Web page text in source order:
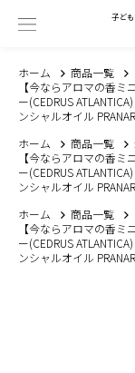
子ど
ホーム 商品一覧
【今ならアロマの香
ー(CEDRUS
ンシャルオイル
ホーム
商品一覧
【今ならアロマの香
ー(CEDRUS
ンシャルオイル
ホーム
商品一覧
【今ならアロマの香
ー(CEDRUS
ンシャルオイル